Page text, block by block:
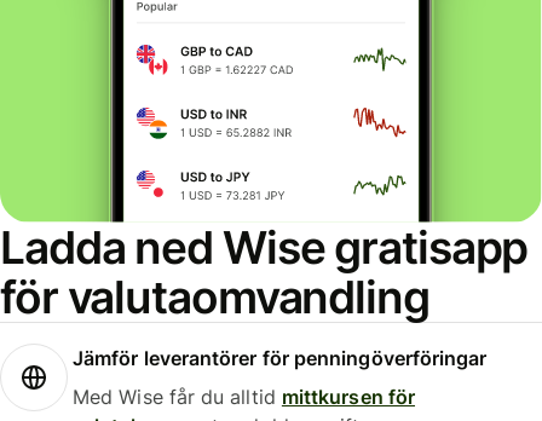
Ladda ned Wise gratisapp
för valutaomvandling
Jämför leverantörer för penningöverföringar
Med Wise får du alltid mittkursen för